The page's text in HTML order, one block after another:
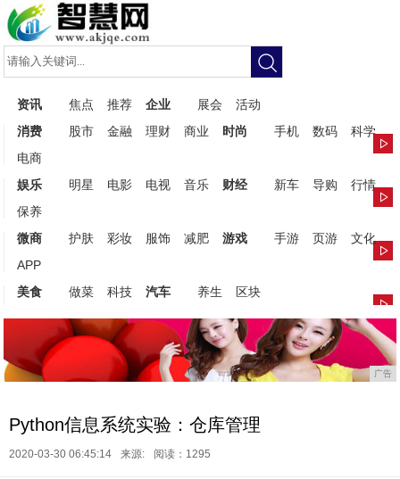
资讯 焦点 推荐 企业 展会
活动
消费
股市 金融 理财 商业 时尚 手机 数码
科学
电商
娱乐
明星 电影 电视 音乐 财经 新车 导购
行情
保养
微商
护肤 彩妆 服饰 减肥 游戏 手游 页游
文化
APP
美食
做菜 科技 汽车 养生 区块
广告
Python信息系统实验：仓库管理
2020-03-30 06:45:14 来源: 阅读：1295